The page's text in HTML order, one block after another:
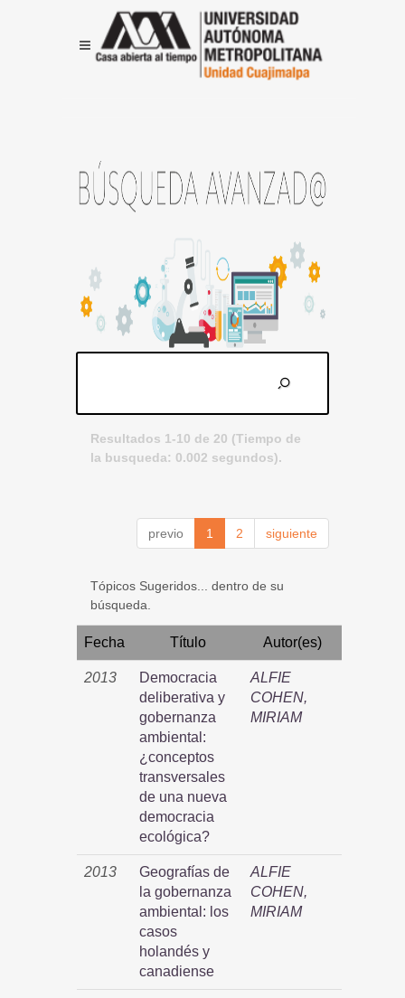
Resultados 1-10 de 20 (Tiempo de
la busqueda: 0.002 segundos).
previo 1 2 siguiente
Tópicos Sugeridos... dentro de su
búsqueda.
Fecha Título Autor(es)
2013
Democracia
deliberativa y
gobernanza
ambiental:
¿conceptos
transversales
de una nueva
democracia
ecológica?
ALFIE
COHEN,
MIRIAM
2013
Geografías de
la gobernanza
ambiental: los
casos
holandés y
canadiense
ALFIE
COHEN,
MIRIAM